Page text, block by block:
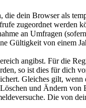
dein Browser als
zugeordnet werden
an Umfragen
Gültigkeit von einem
angibst. Für die
so ist dies für dich
Gleiches gilt,
und Ändern
Die von